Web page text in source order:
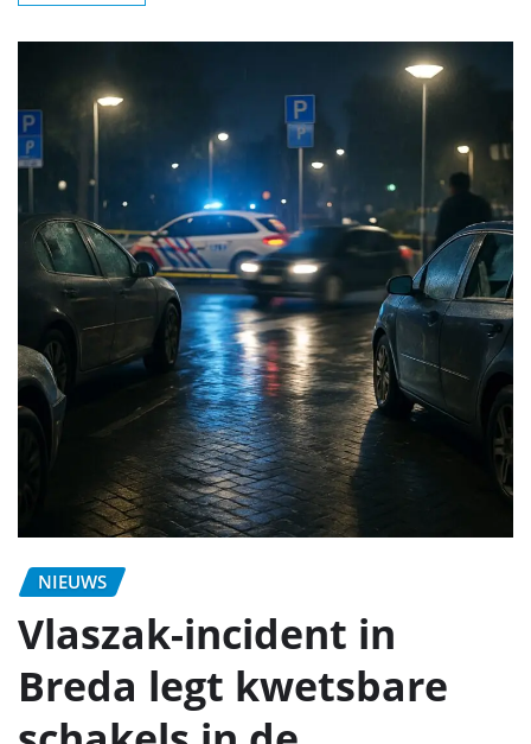
NIEUWS
Vlaszak-incident in
Breda legt kwetsbare